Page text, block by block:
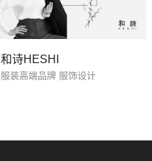
和诗HESHI
服装高端品牌 服饰设计